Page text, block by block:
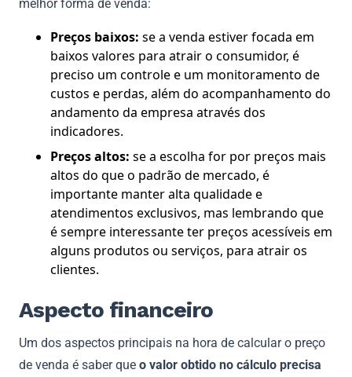
melhor forma de venda:
Preços baixos: se a venda estiver focada em
baixos valores para atrair o consumidor, é
preciso um controle e um monitoramento de
custos e perdas, além do acompanhamento do
andamento da empresa através dos
indicadores.
Preços altos: se a escolha for por preços mais
altos do que o padrão de mercado, é
importante manter alta qualidade e
atendimentos exclusivos, mas lembrando que
é sempre interessante ter preços acessíveis em
alguns produtos ou serviços, para atrair os
clientes.
Aspecto financeiro
Um dos aspectos principais na hora de calcular o preço
de venda é saber que o valor obtido no cálculo precisa